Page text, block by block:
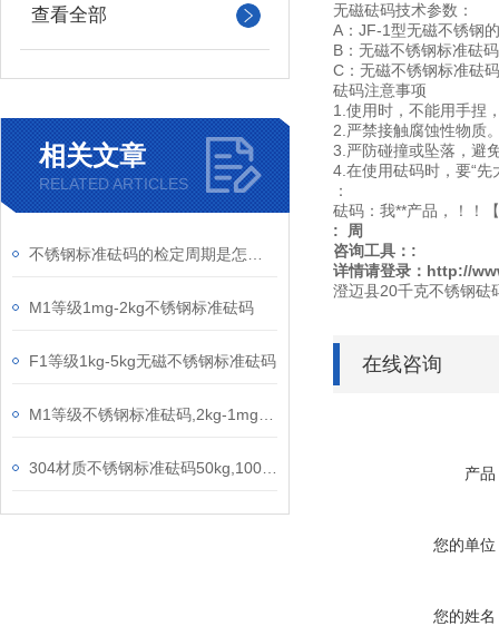
查看全部
相关文章
RELATED ARTICLES
M1等级1mg-2kg不锈钢标准砝码
F1等级1kg-5kg无磁不锈钢标准砝码
无磁砝码技术参数：
A：JF-1型无磁不锈钢
B：无磁不锈钢标准砝
C：无磁不锈钢标准砝
砝码注意事项
1.使用时，不能用手捏
2.严禁接触腐蚀性物质
3.严防碰撞或坠落，避
4.在使用砝码时，要“先
：
砝码：我**产品，！！
: 周
咨询工具：:
详情请登录：http://
澄迈县20千克不锈钢砝
在线咨询
产品
您的单位
您的姓名